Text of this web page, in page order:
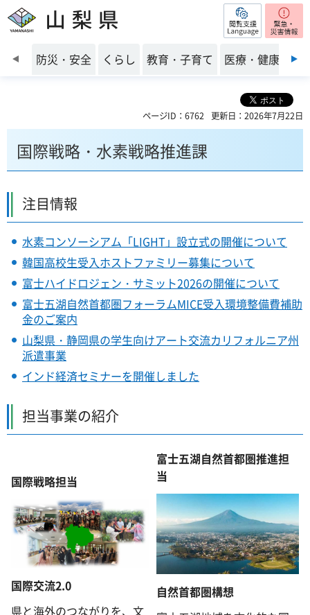
山梨県 閲覧支援
前のスライドを表示
防災・安全 くらし 教育・子育て 医療・健康・福
ページID：6762 更新日：2026年7月22日
国際戦略・水素戦略推進課
注目情報
水素コンソーシアム「LIGHT」設立式の開催について
韓国高校生受入ホストファミリー募集について
富士ハイドロジェン・サミット2026の開催について
富士五湖自然首都圏フォーラムMICE受入環境整備費補助
金のご案内
山梨県・静岡県の学生向けアート交流カリフォルニア州
派遣事業
インド経済セミナーを開催しました
担当事業の紹介
国際戦略担当
国際交流2.0
県と海外のつながりを、文
富士五湖自然首都圏推進担
当
自然首都圏構想